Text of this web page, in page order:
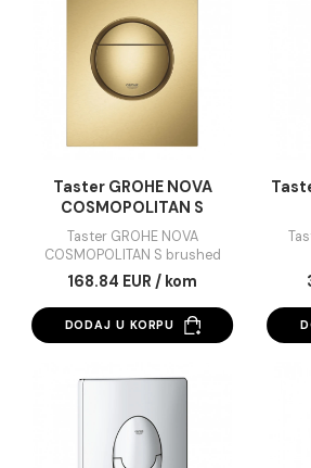
Taster GROHE ARENA
COSMOPOLITAN S hard
graphite
Taster GROHE ARENA
COSMOPOLITAN S hard
DODAJ U KORPU